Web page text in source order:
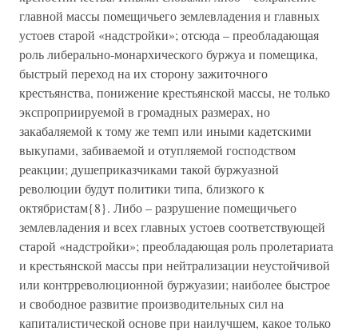
главной массы помещичьего землевладения и главных
устоев старой «надстройки»; отсюда – преобладающая
роль либерально-монархического буржуа и помещика,
быстрый переход на их сторону зажиточного
крестьянства, понижение крестьянской массы, не только
экспроприируемой в громадных размерах, но
закабаляемой к тому же темп или иными кадетскими
выкупами, забиваемой и отупляемой господством
реакции; душеприказчиками такой буржуазной
революции будут политики типа, близкого к
октябристам{8}. Либо – разрушение помещичьего
землевладения и всех главных устоев соответствующей
старой «надстройки»; преобладающая роль пролетариата
и крестьянской массы при нейтрализации неустойчивой
или контрреволюционной буржуазии; наиболее быстрое
и свободное развитие производительных сил на
капиталистической основе при наилучшем, какое только